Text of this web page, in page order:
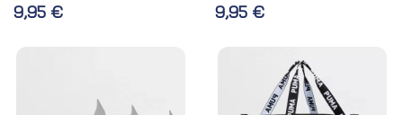
9,95 € 9,95 €